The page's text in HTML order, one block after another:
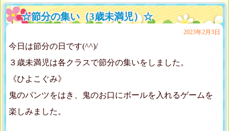
☆節分の集い（3歳未満児）☆
2023年2月3日
今日は節分の日です(^^)/
３歳未満児は各クラスで節分の集いをしました。
《ひよこぐみ》
鬼のパンツをはき、鬼のお口にボールを入れるゲームを
楽しみました。